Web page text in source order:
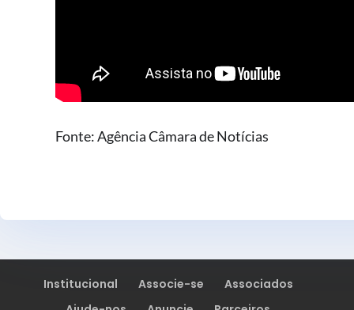
Fonte: Agência Câmara de Notícias
Institucional Associe-se
Associados